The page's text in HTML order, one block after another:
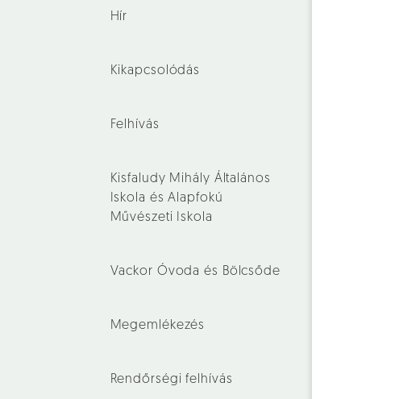
Hír
Kikapcsolódás
Felhívás
Kisfaludy Mihály Általános
Iskola és Alapfokú
Művészeti Iskola
Vackor Óvoda és Bölcsőde
Megemlékezés
Rendőrségi felhívás